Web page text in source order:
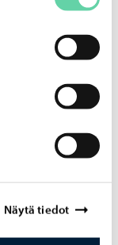
Näytä tiedot
es­tä­